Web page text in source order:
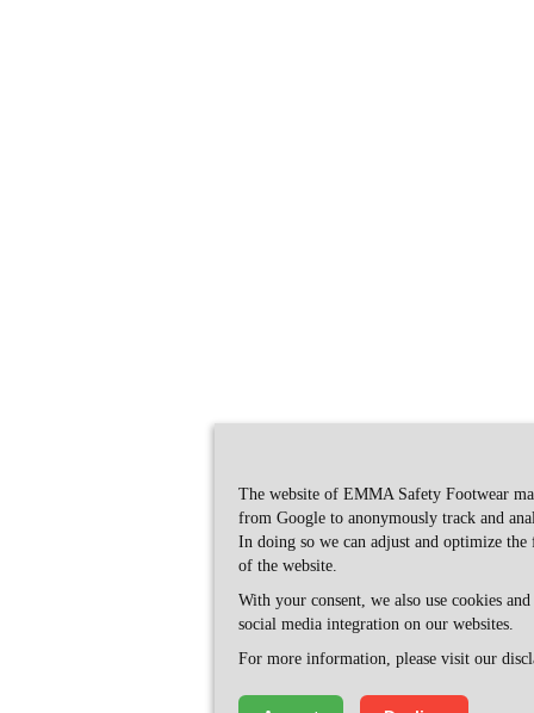
The website of EMMA Safety Footwear
from Google to anonymously track and
In doing so we can adjust and optimize
of the website.
With your consent, we also use cookies
social media integration on our websites.
For more information, please visit our